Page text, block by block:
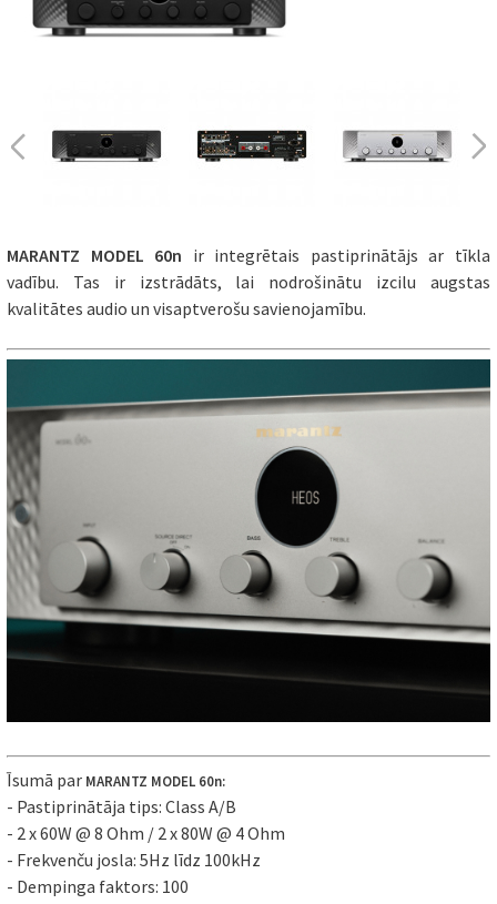
MARANTZ MODEL 60n ir integrētais pastiprinātājs ar tīkla
vadību. Tas ir izstrādāts, lai nodrošinātu izcilu augstas
kvalitātes audio un visaptverošu savienojamību.
Īsumā par MARANTZ MODEL 60n:
- Pastiprinātāja tips: Class A/B
- 2 x 60W @ 8 Ohm / 2 x 80W @ 4 Ohm
- Frekvenču josla: 5Hz līdz 100kHz
- Dempinga faktors: 100